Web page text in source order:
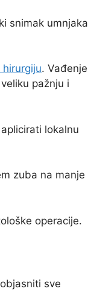
snimak umnjaka
hirurgiju. Vađenje
pažnju i
lokalnu
zuba na manje
operacije.
sve